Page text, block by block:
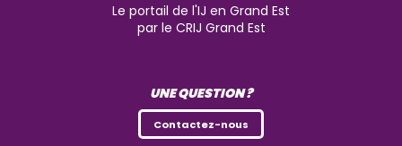
Le portail de l'IJ en Grand Est
par le CRIJ Grand Est
UNE QUESTION ?
Contactez-nous